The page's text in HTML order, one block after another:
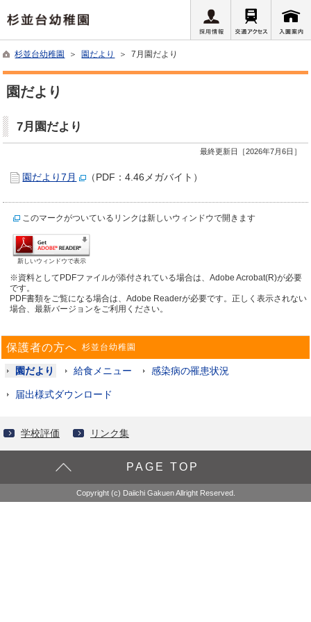
杉並台幼稚園 ＞ 園だより ＞ 7月園だより
園だより
7月園だより
最終更新日［2026年7月6日］
園だより7月 （PDF：4.46メガバイト）
このマークがついているリンクは新しいウィンドウで開きます
新しいウィンドウで表示
※資料としてPDFファイルが添付されている場合は、Adobe Acrobat(R)が必要
です。
PDF書類をご覧になる場合は、Adobe Readerが必要です。正しく表示されない
場合、最新バージョンをご利用ください。
保護者の方へ 杉並台幼稚園
園だより 給食メニュー 感染病の罹患状況
届出様式ダウンロード
学校評価 リンク集
PAGE TOP
Copyright (c) Daiichi Gakuen Allright Reserved.